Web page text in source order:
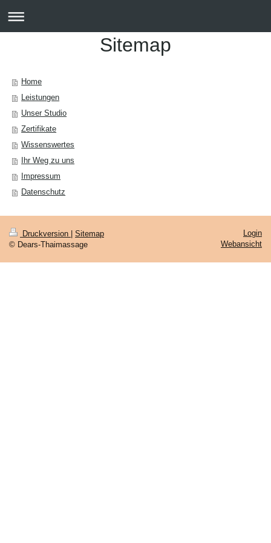
Sitemap
Home
Leistungen
Unser Studio
Zertifikate
Wissenswertes
Ihr Weg zu uns
Impressum
Datenschutz
Druckversion
Sitemap
© Dears-Thaimassage
Login
Webansicht